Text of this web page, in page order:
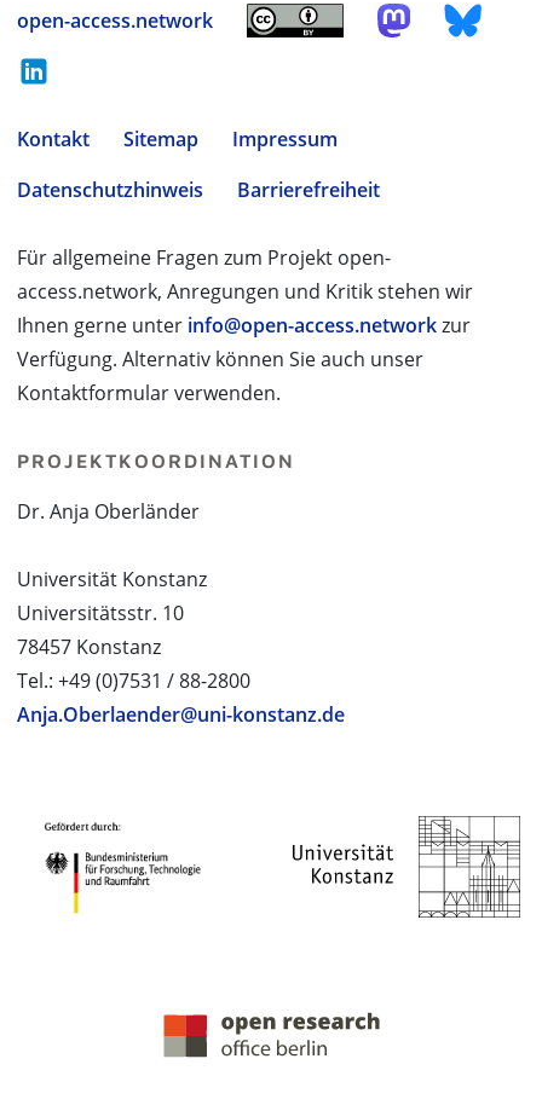
open-access.network
Kontakt Sitemap
Impressum
Datenschutzhinweis
Barrierefreiheit
Für allgemeine Fragen zum Projekt open-
access.network, Anregungen und Kritik stehen wir
Ihnen gerne unter info@open-access.networkzur
Verfügung. Alternativ können Sie auch unser
Kontaktformular verwenden.
PROJEKTKOORDINATION
Dr. Anja Oberländer
Universität Konstanz
Universitätsstr. 10
78457 Konstanz
Tel.: +49 (0)7531 / 88-2800
Anja.Oberlaender@uni-konstanz.de